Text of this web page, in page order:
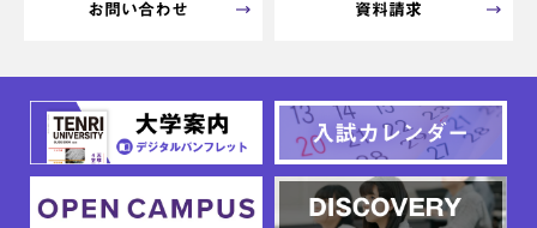
お問い合わせ 資料請求